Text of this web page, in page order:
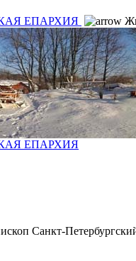
ЕПАРХИЯ
ЕПАРХИЯ
Санкт-